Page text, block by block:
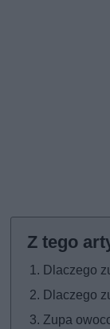
Dlaczego
Dlaczego
Zupa